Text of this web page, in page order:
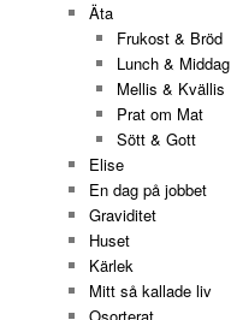
Äta
Frukost & Bröd
Lunch & Middag
Mellis & Kvällis
Prat om Mat
Sött & Gott
Elise
En dag på jobbet
Graviditet
Huset
Kärlek
Mitt så kallade liv